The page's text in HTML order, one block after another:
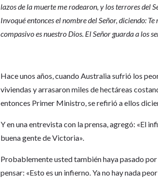
lazos de la muerte me rodearon, y los terrores del
Invoqué entonces el nombre del Señor, diciendo:
compasivo es nuestro Dios. El Señor guarda a los
Hace unos años, cuando Australia sufrió los
viviendas y arrasaron miles de hectáreas
entonces Primer Ministro, se refirió a ellos
Y en una entrevista con la prensa, agregó: «El
buena gente de Victoria».
Probablemente usted también haya pasado
pensar: «Esto es un infierno. Ya no hay nada